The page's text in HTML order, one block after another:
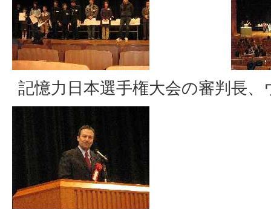
記憶力日本選手権大会の審判長